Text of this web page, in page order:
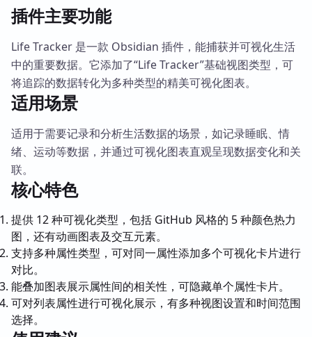
插件主要功能
Life Tracker 是一款 Obsidian 插件，能捕获并可视化生活
中的重要数据。它添加了“Life Tracker”基础视图类型，可
将追踪的数据转化为多种类型的精美可视化图表。
适用场景
适用于需要记录和分析生活数据的场景，如记录睡眠、情
绪、运动等数据，并通过可视化图表直观呈现数据变化和关
联。
核心特色
提供 12 种可视化类型，包括 GitHub 风格的 5 种颜色热力
图，还有动画图表及交互元素。
支持多种属性类型，可对同一属性添加多个可视化卡片进行
对比。
能叠加图表展示属性间的相关性，可隐藏单个属性卡片。
可对列表属性进行可视化展示，有多种视图设置和时间范围
选择。